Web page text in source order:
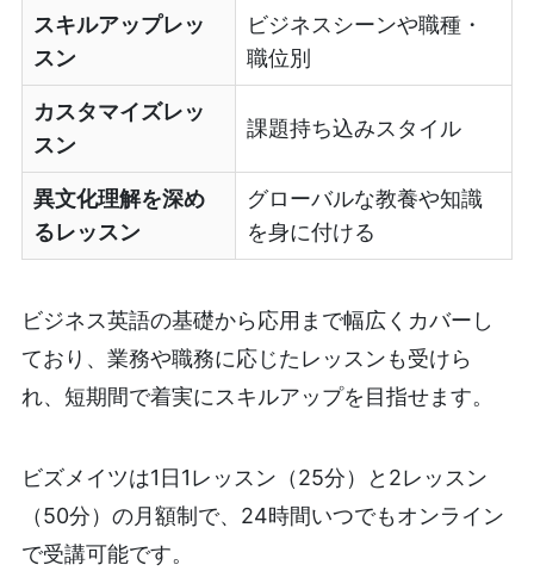
スキルアップレッ
スン
ビジネスシーンや職種・
職位別
カスタマイズレッ
スン
課題持ち込みスタイル
異文化理解を深め
るレッスン
グローバルな教養や知識
を身に付ける
ビジネス英語の基礎から応用まで幅広くカバーし
ており、業務や職務に応じたレッスンも受けら
れ、短期間で着実にスキルアップを目指せます。
ビズメイツは1日1レッスン（25分）と2レッスン
（50分）の月額制で、24時間いつでもオンライン
で受講可能です。